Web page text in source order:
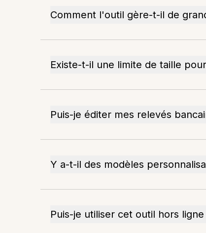
Comment l'outil gère-t-il de
Existe-t-il une limite de taille
Puis-je éditer mes relevés
Y a-t-il des modèles
Puis-je utiliser cet outil hors ligne